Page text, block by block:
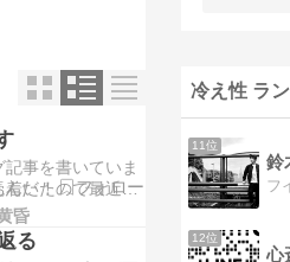
事を書いていま
着いたので最近は
ようにしてま
ましたので写真
昏
る
冷え性 ラ
11位
鈴
12位